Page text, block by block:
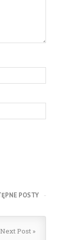
POSTY
Next Post »